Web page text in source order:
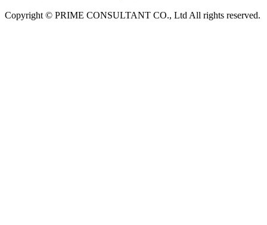
Copyright © PRIME CONSULTANT CO., Ltd All rights reserved.